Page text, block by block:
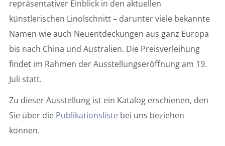
repräsentativer Einblick in den aktuellen
künstlerischen Linolschnitt – darunter viele bekannte
Namen wie auch Neuentdeckungen aus ganz Europa
bis nach China und Australien. Die Preisverleihung
findet im Rahmen der Ausstellungseröffnung am 19.
Juli statt.
Zu dieser Ausstellung ist ein Katalog erschienen, den
Sie über die Publikationsliste bei uns beziehen
können.